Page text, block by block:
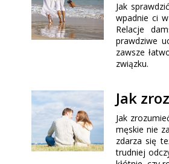
Jak
wpadnie ci
Relacje
prawdziwe
zawsze
związku.
Jak
Jak
męskie nie
zdarza się
trudniej